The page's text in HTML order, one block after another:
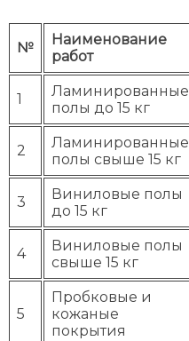
№
Наименование
работ
1
Ламинированные
полы до 15 кг
2
Ламинированные
полы свыше 15 кг
3
Виниловые полы
до 15 кг
4
Виниловые полы
свыше 15 кг
5
Пробковые и
кожаные
покрытия